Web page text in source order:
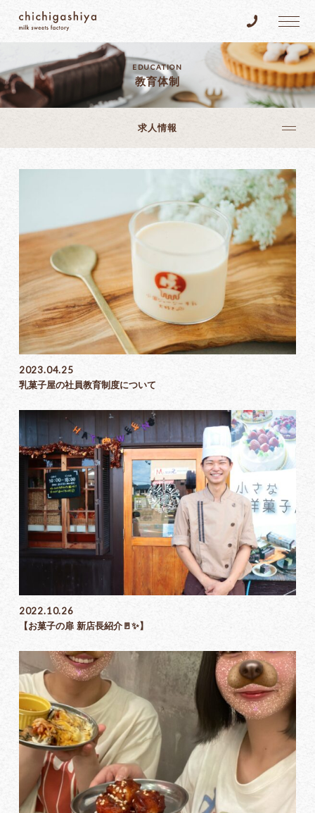
乳菓子屋 Tel.096-
EDUCATION
教育体制
求人情報
求人情報
ヒストリー
店主について
ぶっちゃけ乳菓子屋
スタッフ紹介
教育体制
2023.04.25
乳菓子屋の社員教育制度について
2022.10.26
【お菓子の扉 新店長紹介🚪✨】